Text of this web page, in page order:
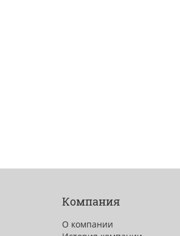
Компания
О компании